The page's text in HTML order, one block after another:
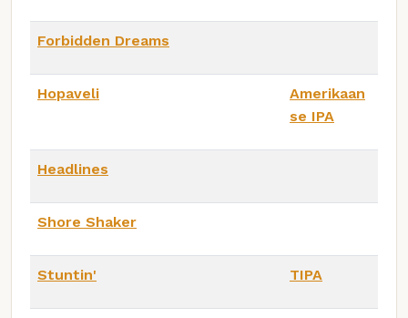
Forbidden Dreams
Hopaveli
Amerikaan
se IPA
Headlines
Shore Shaker
Stuntin' TIPA